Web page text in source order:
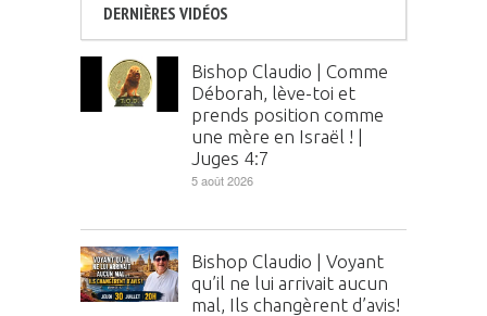
DERNIÈRES VIDÉOS
Bishop Claudio | Comme
Déborah, lève-toi et
prends position comme
une mère en Israël ! |
Juges 4:7
5 août 2026
Bishop Claudio | Voyant
qu’il ne lui arrivait aucun
mal, Ils changèrent d’avis!